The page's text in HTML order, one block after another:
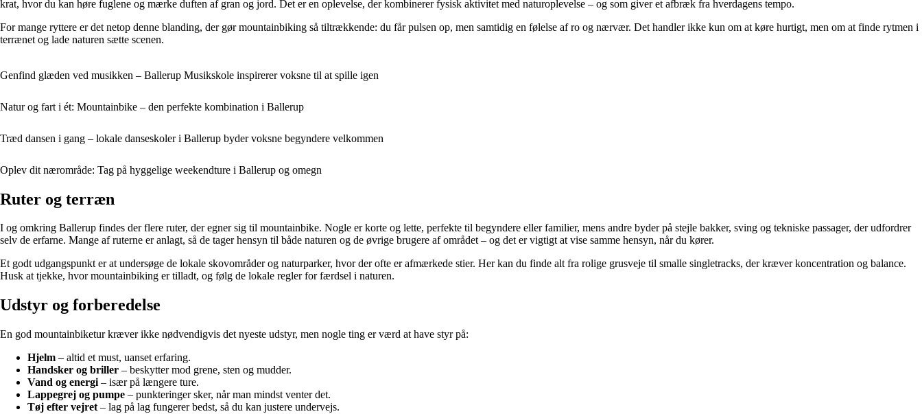
krat, hvor du kan høre fuglene og mærke duften af gran og jord. Det er en oplevelse, der kombinerer fysisk aktivitet med naturoplevelse – og som giver et afbræk fra hverdagens tempo.
For mange ryttere er det netop denne blanding, der gør mountainbiking så tiltrækkende: du får pulsen op, men samtidig en følelse af ro og nærvær. Det handler ikke kun om at køre hurtigt, men om at finde rytmen i
terrænet og lade naturen sætte scenen.
Genfind glæden ved musikken – Ballerup Musikskole inspirerer voksne til at spille igen
Natur og fart i ét: Mountainbike – den perfekte kombination i Ballerup
Træd dansen i gang – lokale danseskoler i Ballerup byder voksne begyndere velkommen
Oplev dit nærområde: Tag på hyggelige weekendture i Ballerup og omegn
Ruter og terræn
I og omkring Ballerup findes der flere ruter, der egner sig til mountainbike. Nogle er korte og lette, perfekte til begyndere eller familier, mens andre byder på stejle bakker, sving og tekniske passager, der udfordrer
selv de erfarne. Mange af ruterne er anlagt, så de tager hensyn til både naturen og de øvrige brugere af området – og det er vigtigt at vise samme hensyn, når du kører.
Et godt udgangspunkt er at undersøge de lokale skovområder og naturparker, hvor der ofte er afmærkede stier. Her kan du finde alt fra rolige grusveje til smalle singletracks, der kræver koncentration og balance.
Husk at tjekke, hvor mountainbiking er tilladt, og følg de lokale regler for færdsel i naturen.
Udstyr og forberedelse
En god mountainbiketur kræver ikke nødvendigvis det nyeste udstyr, men nogle ting er værd at have styr på:
Hjelm – altid et must, uanset erfaring.
Handsker og briller – beskytter mod grene, sten og mudder.
Vand og energi – især på længere ture.
Lappegrej og pumpe – punkteringer sker, når man mindst venter det.
Tøj efter vejret – lag på lag fungerer bedst, så du kan justere undervejs.